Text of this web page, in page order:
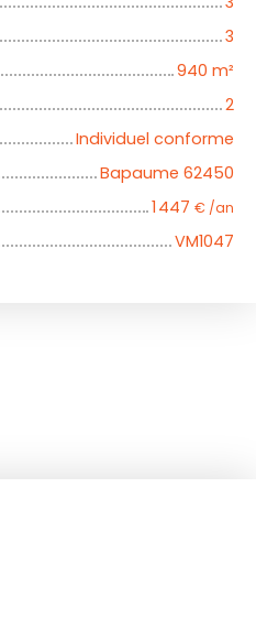
3
940 m²
2
Individuel conforme
Bapaume 62450
1 447 € /an
VM1047